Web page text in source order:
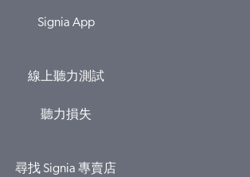
Signia App
線上聽力測試
聽力損失
尋找 Signia 專賣店